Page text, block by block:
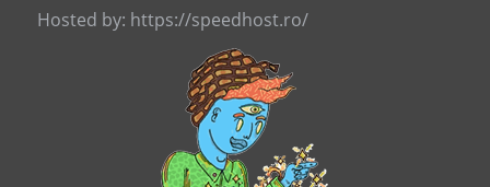
Hosted by: https://speedhost.ro/